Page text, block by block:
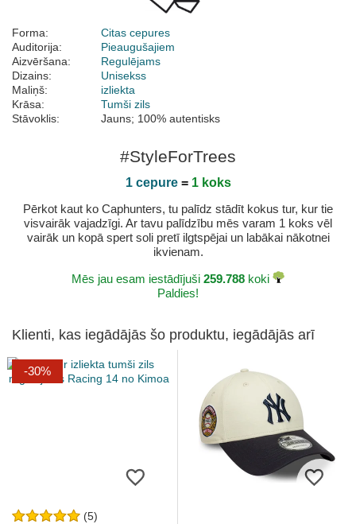
Forma:
Citas cepures
Auditorija:
Pieaugušajiem
Aizvēršana:
Regulējams
Dizains:
Unisekss
Maliņš:
izliekta
Krāsa:
Tumši zils
Stāvoklis:
Jauns; 100% autentisks
#StyleForTrees
1 cepure= 1 koks
Pērkot kaut ko Caphunters, tu palīdz stādīt kokus tur, kur tie
visvairāk vajadzīgi. Ar tavu palīdzību mēs varam 1 koks vēl
vairāk un kopā spert soli pretī ilgtspējai un labākai nākotnei
ikvienam.
Mēs jau esam iestādījuši 259.788 koki
Paldies!
Klienti, kas iegādājās šo produktu, iegādājās arī
-30%
(5)